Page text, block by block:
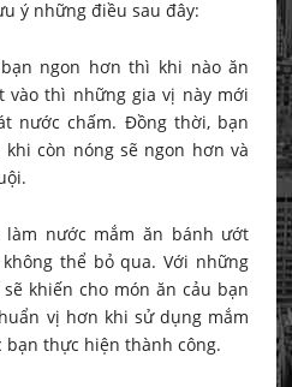
ý những điều sau đây:
ngon hơn thì khi nào ăn
vào thì những gia vị này mới
nước chấm. Đồng thời, bạn
còn nóng sẽ ngon hơn và
làm nước mắm ăn bánh ướt
thể bỏ qua. Với những
khiến cho món ăn cảu bạn
vị hơn khi sử dụng mắm
bạn thực hiện thành công.